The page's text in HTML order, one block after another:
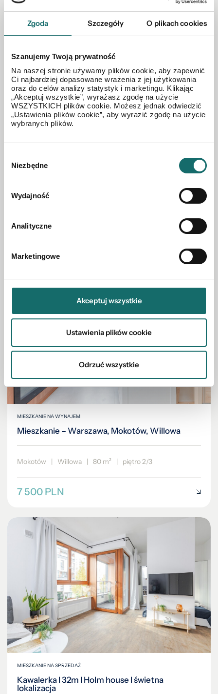
Zgoda Szczegóły O plikach cookies
Szanujemy Twoją prywatność
Na naszej stronie używamy plików cookie, aby zapewnić
Ci najbardziej dopasowane wrażenia z jej użytkowania
oraz do celów analizy statystyk i marketingu. Klikając
„Akceptuj wszystkie”, wyrażasz zgodę na użycie
WSZYSTKICH plików cookie. Możesz jednak odwiedzić
„Ustawienia plików cookie”, aby wyrazić zgodę na użycie
wybranych plików.
zgody
Niezbędne
Wydajność
Analityczne
Marketingowe
Akceptuj wszystkie
Ustawienia plików cookie
Odrzuć wszystkie
MIESZKANIE NA WYNAJEM
MIESZKANIE NA WYNAJEM
Mieszkanie – Warszawa, Mokotów, Willowa
Mokotów | Willowa | 80 m² | piętro 2/3
7 500 PLN
MIESZKANIE NA SPRZEDAŻ
Kawalerka I 32m I Holm house I świetna
lokalizacja